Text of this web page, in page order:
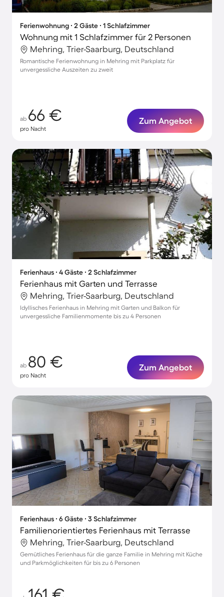
Ferienwohnung ∙ 2 Gäste ∙ 1 Schlafzimmer
Wohnung mit 1 Schlafzimmer für 2 Personen
Mehring, Trier-Saarburg, Deutschland
Romantische Ferienwohnung in Mehring mit Parkplatz für
unvergessliche Auszeiten zu zweit
ab 66 €
pro Nacht
Zum Angebot
Ferienhaus ∙ 4 Gäste ∙ 2 Schlafzimmer
Ferienhaus mit Garten und Terrasse
Mehring, Trier-Saarburg, Deutschland
Idyllisches Ferienhaus in Mehring mit Garten und Balkon für
unvergessliche Familienmomente bis zu 4 Personen
ab 80 €
pro Nacht
Zum Angebot
Ferienhaus ∙ 6 Gäste ∙ 3 Schlafzimmer
Familienorientiertes Ferienhaus mit Terrasse
Mehring, Trier-Saarburg, Deutschland
Gemütliches Ferienhaus für die ganze Familie in Mehring mit Küche
und Parkmöglichkeiten für bis zu 6 Personen